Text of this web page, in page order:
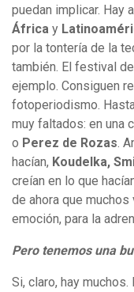
puedan implicar. Hay
África y
por la tontería de la
también. El festival
ejemplo. Consiguen
fotoperiodismo.
muy faltados: en una
o Perez de Rozas .
hacían, Koudelka,
creían en lo que
de ahora que
emoción, para la
Pero tenemos una
Si, claro, hay